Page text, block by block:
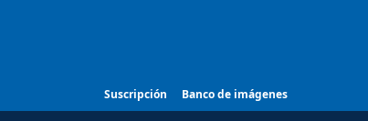
Suscripción Banco de imágenes